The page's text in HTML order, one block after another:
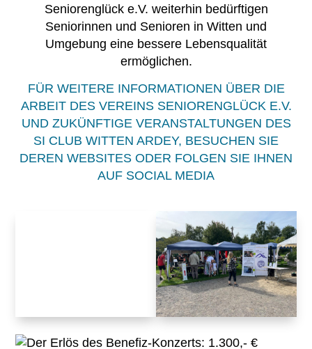
Seniorenglück e.V. weiterhin bedürftigen
Seniorinnen und Senioren in Witten und
Umgebung eine bessere Lebensqualität
ermöglichen.
FÜR WEITERE INFORMATIONEN ÜBER DIE
ARBEIT DES VEREINS SENIORENGLÜCK E.V.
UND ZUKÜNFTIGE VERANSTALTUNGEN DES
SI CLUB WITTEN ARDEY, BESUCHEN SIE
DEREN WEBSITES ODER FOLGEN SIE IHNEN
AUF SOCIAL MEDIA